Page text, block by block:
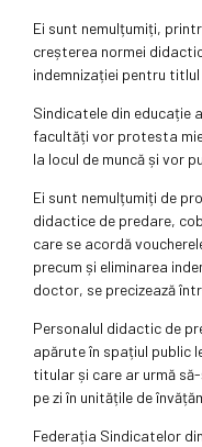
Ei sunt nemulțumiți,
creșterea normei
indemnizației pentru
Sindicatele din educație
facultăți vor protesta
la locul de muncă și vor
Ei sunt nemulțumiți de
didactice de predare,
care se acordă
precum și eliminarea
doctor, se precizează
Personalul didactic de
apărute în spațiul public
titular și care ar urmă
pe zi în unitățile de
Federația Sindicatelor